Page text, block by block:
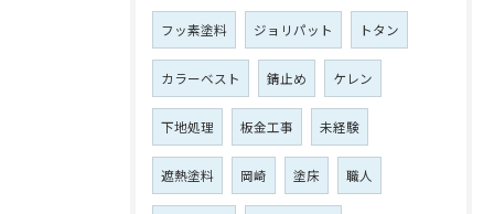
フッ素塗料 ジョリパット トタン
カラーベスト 錆止め ケレン
下地処理 板金工事 未経験
遮熱塗料 岡崎 塗床 職人